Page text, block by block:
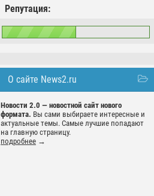
Репутация:
О сайте News2.ru
Новости 2.0 — новостной сайт нового
формата. Вы сами выбираете интересные и
актуальные темы. Самые лучшие попадают
на главную страницу.
подробнее →